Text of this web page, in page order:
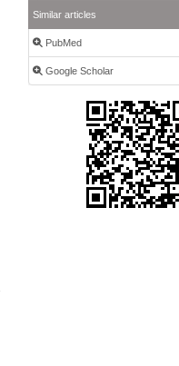
Similar articles
PubMed
Google Scholar